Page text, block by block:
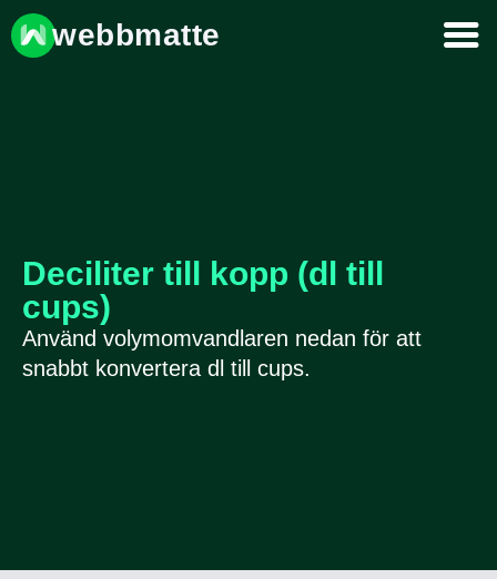
webbmatte
Deciliter till kopp (dl till
cups)
Använd volymomvandlaren nedan för att
snabbt konvertera dl till cups.